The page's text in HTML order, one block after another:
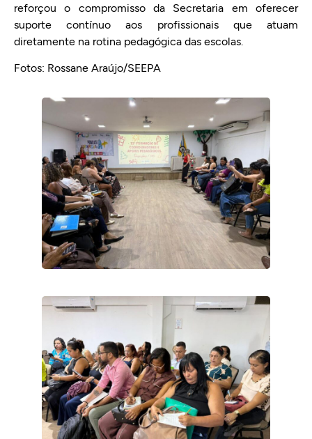
reforçou o compromisso da Secretaria em oferecer
suporte contínuo aos profissionais que atuam
diretamente na rotina pedagógica das escolas.
Fotos: Rossane Araújo/SEEPA